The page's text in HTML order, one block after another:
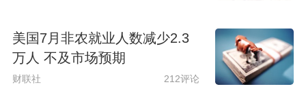
美国7月非农就业人数减少2.3
万人 不及市场预期
财联社 212评论